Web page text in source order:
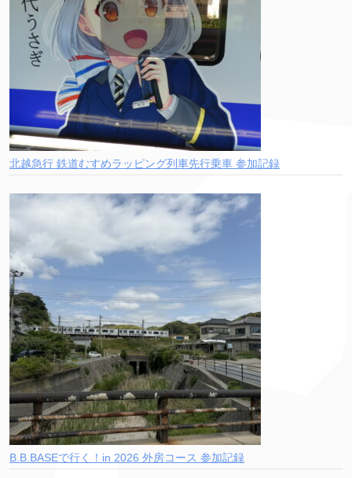
北越急行 鉄道むすめラッピング列車先行乗車 参加記録
B.B.BASEで行く！in 2026 外房コース 参加記録